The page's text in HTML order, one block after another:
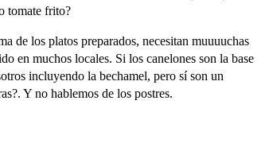
tomate frito?
de los platos preparados, necesitan muuuuchas
en muchos locales. Si los canelones son la base
incluyendo la bechamel, pero sí son un
Y no hablemos de los postres.